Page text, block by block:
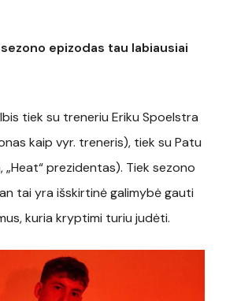
epizodas tau labiausiai
tiek su treneriu Eriku Spoelstra
kaip vyr. treneris), tiek su Patu
„Heat“ prezidentas). Tiek sezono
tai yra išskirtinė galimybė gauti
kuria kryptimi turiu judėti.